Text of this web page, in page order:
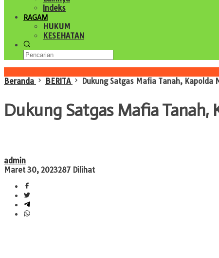
Indeks
RAGAM
HUKUM
KESEHATAN
Beranda
BERITA Dukung Satgas Mafia Tanah,
Dukung Satgas Mafia
admin
Maret 30, 2023287 Dilihat